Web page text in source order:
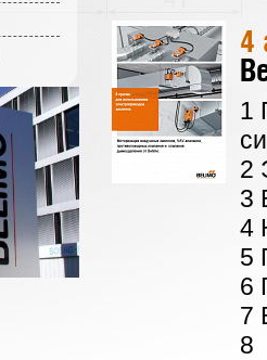
4
1
2
3
4
5
6
7
8